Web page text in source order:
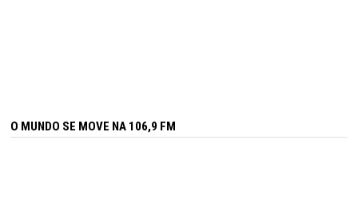
O MUNDO SE MOVE NA 106,9 FM